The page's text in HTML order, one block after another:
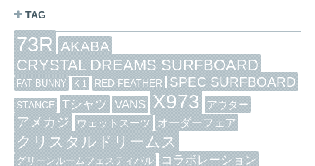
TAG
73R AKABA
CRYSTAL DREAMS SURFBOARD
FAT BUNNY K-1 RED FEATHER SPEC SURFBOARD
STANCE Tシャツ VANS X973 アウター
アメカジ ウェットスーツ オーダーフェア
クリスタルドリームス
グリーンルームフェスティバル コラボレーション